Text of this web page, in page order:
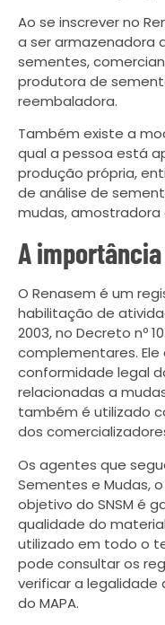
Ao se inscrever no
a ser armazenadora
sementes,
produtora de
reembaladora.
Também existe a
qual a pessoa está
produção própria,
de análise de
mudas, amostradora
A
O Renasem é um
habilitação de
2003, no Decreto nº
complementares.
conformidade legal
relacionadas a
também é utilizado
dos
Os agentes que
Sementes e Mudas,
objetivo do SNSM é
qualidade do
utilizado em todo o
pode consultar os
verificar a legalidade
do MAPA.